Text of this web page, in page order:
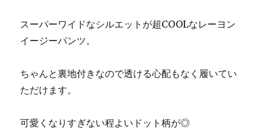
スーパーワイドなシルエットが超COOLなレーヨン
イージーパンツ。
ちゃんと裏地付きなので透ける心配もなく履いてい
ただけます。
可愛くなりすぎない程よいドット柄が◎